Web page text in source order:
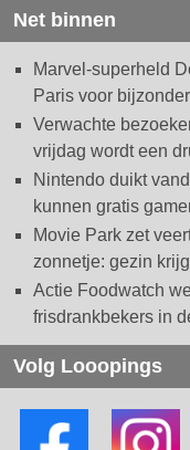
Net binnen
Marvel-superheld
Paris voor
Verwachte
vrijdag wordt een
Nintendo duikt
kunnen gratis
Movie Park zet
zonnetje: gezin
Actie Foodwatch
frisdrankbekers in
Volg Looopings